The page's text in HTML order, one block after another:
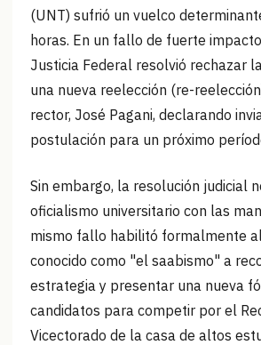
(UNT) sufrió un vuelco
horas. En un fallo de fuerte
Justicia Federal resolvió rechazar
una nueva reelección (re-
rector, José Pagani, declarando
postulación para un próximo
Sin embargo, la resolución judicial
oficialismo universitario con las
mismo fallo habilitó formalmente
conocido como "el saabismo" a
estrategia y presentar una nueva
candidatos para competir por el
Vicectorado de la casa de altos